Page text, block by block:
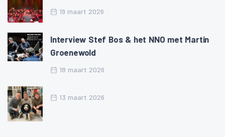
19 maart 2026
Interview Stef Bos & het NNO met Martin
Groenewold
18 maart 2026
13 maart 2026